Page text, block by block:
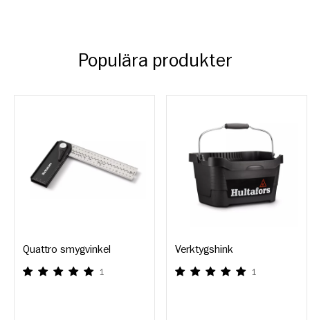
Populära produkter
Quattro smygvinkel
1
Verktygshink
1